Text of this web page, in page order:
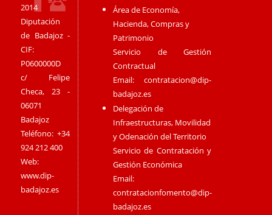
2014
Diputación
de Badajoz -
CIF:
P0600000D
c/ Felipe
Checa, 23 -
06071
Badajoz
Teléfono: +34
924 212 400
Web:
www.dip-
badajoz.es
Área de Economía,
Hacienda, Compras y
Patrimonio
Servicio de Gestión
Contractual
Email:contratacion@dip-
badajoz.es
Delegación de
Infraestructuras, Movilidad
y Odenación del Territorio
Servicio de Contratación y
Gestión Económica
Email:
contratacionfomento@dip-
badajoz.es